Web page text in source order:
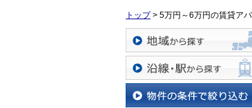
トップ> 5万円～6万円の賃貸ア
地域から探す
沿線・駅から探す